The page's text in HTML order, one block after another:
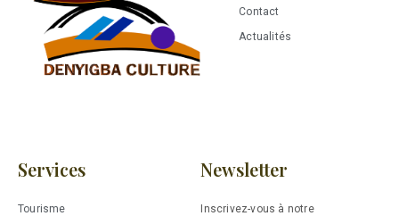
Contact
Actualités
Services
Tourisme
Newsletter
Inscrivez-vous à notre